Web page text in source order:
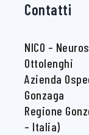
Contatti
NICO –
Ottolenghi
Azienda
Gonzaga
Regione
– Italia)